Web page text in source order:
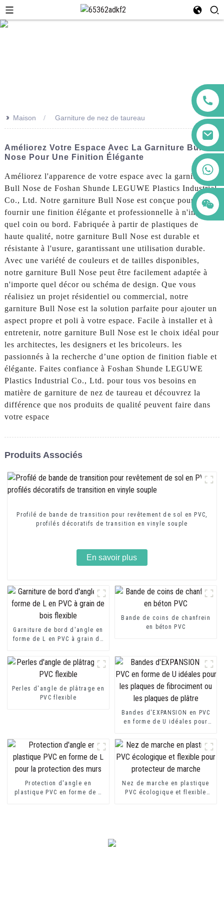
>> Maison Garniture de nez de taureau
Améliorez Votre Espace Avec La Garniture Bull
Nose Pour Une Finition Élégante
Améliorez l'apparence de votre espace avec la garniture
Bull Nose de Foshan Shunde LEGUWE Plastics Industrial
Co., Ltd. Notre garniture Bull Nose est conçue pour
fournir une finition élégante et professionnelle à n'importe
quel coin ou bord. Fabriquée à partir de plastiques de
haute qualité, notre garniture Bull Nose est durable et
résistante à l'usure, garantissant une utilisation durable.
Avec une variété de couleurs et de tailles disponibles,
notre garniture Bull Nose peut être facilement adaptée à
n'importe quel décor ou schéma de design. Que vous
réalisiez un projet résidentiel ou commercial, notre
garniture Bull Nose est la solution parfaite pour ajouter un
aspect propre et poli à votre espace. Facile à installer et à
entretenir, notre garniture Bull Nose est le choix idéal pour
les architectes, les designers et les bricoleurs. les
passionnés à la recherche d’une option de finition fiable et
élégante. Faites confiance à Foshan Shunde LEGUWE
Plastics Industrial Co., Ltd. pour tous vos besoins en
matière de garniture de nez de taureau et découvrez la
différence que nos produits de qualité peuvent faire dans
votre espace
Produits Associés
Profilé de bande de transition pour revêtement de sol en PVC,
profilés décoratifs de transition en vinyle souple
En savoir plus
Garniture de bord d'angle en
forme de L en PVC à grain de
Bande de coins de chanfrein
en béton PVC
Perles d'angle de plâtrage en
PVC flexible
Bandes d'EXPANSION en PVC
en forme de U idéales pour
Protection d'angle en
plastique PVC en forme de L
Nez de marche en plastique
PVC écologique et flexible